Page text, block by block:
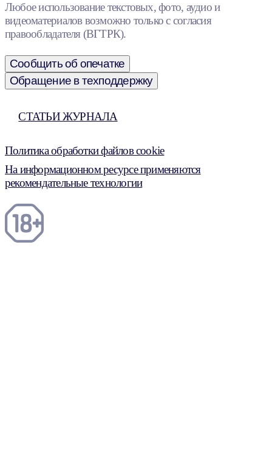
Любое использование текстовых, фото, аудио и
видеоматериалов возможно только с согласия
правообладателя (ВГТРК).
Сообщить об опечатке
Обращение в техподдержку
СТАТЬИ ЖУРНАЛА
Политика обработки файлов cookie
На информационном ресурсе применяются
рекомендательные технологии